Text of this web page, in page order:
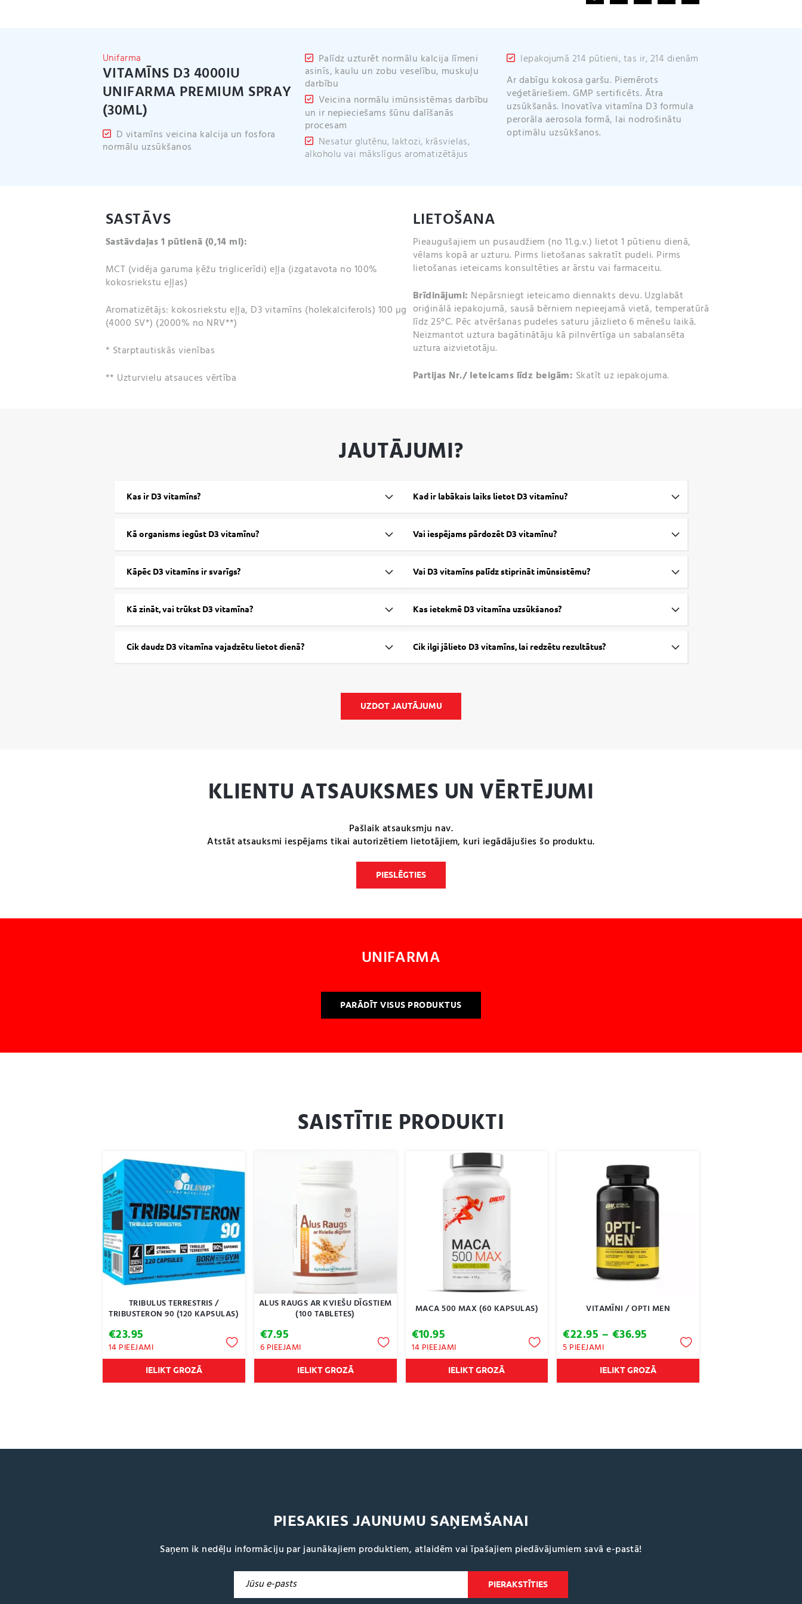
Unifarma
VITAMĪNS D3 4000IU
UNIFARMA PREMIUM SPRAY
(30ML)
D vitamīns veicina kalcija un fosfora
normālu uzsūkšanos
Palīdz uzturēt normālu kalcija līmeni
asinīs, kaulu un zobu veselību, muskuļu
darbību
Veicina normālu imūnsistēmas darbību
un ir nepieciešams šūnu dalīšanās
procesam
Nesatur glutēnu, laktozi, krāsvielas,
alkoholu vai mākslīgus aromatizētājus
Iepakojumā 214 pūtieni, tas ir, 214 dienām
Ar dabīgu kokosa garšu. Piemērots
veģetāriešiem. GMP sertificēts. Ātra
uzsūkšanās. Inovatīva vitamīna D3 formula
perorāla aerosola formā, lai nodrošinātu
optimālu uzsūkšanos.
SASTĀVS
Sastāvdaļas 1 pūtienā (0,14 ml):
MCT (vidēja garuma ķēžu triglicerīdi) eļļa (izgatavota no 100%
kokosriekstu eļļas)
Aromatizētājs: kokosriekstu eļļa, D3 vitamīns (holekalciferols) 100 µg
(4000 SV*) (2000% no NRV**)
* Starptautiskās vienības
** Uzturvielu atsauces vērtība
LIETOŠANA
Pieaugušajiem un pusaudžiem (no 11.g.v.) lietot 1 pūtienu dienā,
vēlams kopā ar uzturu. Pirms lietošanas sakratīt pudeli. Pirms
lietošanas ieteicams konsultēties ar ārstu vai farmaceitu.
Brīdinājumi: Nepārsniegt ieteicamo diennakts devu. Uzglabāt
oriģinālā iepakojumā, sausā bērniem nepieejamā vietā, temperatūrā
līdz 25°C. Pēc atvēršanas pudeles saturu jāizlieto 6 mēnešu laikā.
Neizmantot uztura bagātinātāju kā pilnvērtīga un sabalansēta
uztura aizvietotāju.
Partijas Nr./ Ieteicams līdz beigām: Skatīt uz iepakojuma.
JAUTĀJUMI?
Kas ir D3 vitamīns?
Kā organisms iegūst D3 vitamīnu?
Kāpēc D3 vitamīns ir svarīgs?
Kā zināt, vai trūkst D3 vitamīna?
Cik daudz D3 vitamīna vajadzētu lietot dienā?
Kad ir labākais laiks lietot D3 vitamīnu?
Vai iespējams pārdozēt D3 vitamīnu?
Vai D3 vitamīns palīdz stiprināt imūnsistēmu?
Kas ietekmē D3 vitamīna uzsūkšanos?
Cik ilgi jālieto D3 vitamīns, lai redzētu rezultātus?
UZDOT JAUTĀJUMU
KLIENTU ATSAUKSMES UN VĒRTĒJUMI
Pašlaik atsauksmju nav.
Atstāt atsauksmi iespējams tikai autorizētiem lietotājiem, kuri iegādājušies šo produktu.
PIESLĒGTIES
UNIFARMA
PARĀDĪT VISUS PRODUKTUS
SAISTĪTIE PRODUKTI
TRIBULUS TERRESTRIS /
TRIBUSTERON 90 (120 KAPSULAS)
€23.95
14 PIEEJAMI
IELIKT GROZĀ
ALUS RAUGS AR KVIEŠU DĪGSTIEM
(100 TABLETES)
€7.95
6 PIEEJAMI
IELIKT GROZĀ
MACA 500 MAX (60 KAPSULAS)
€10.95
14 PIEEJAMI
IELIKT GROZĀ
VITAMĪNI / OPTI MEN
€22.95 – €36.95
range:
€22.95
through
€36.95
5 PIEEJAMI
IELIKT GROZĀ
PIESAKIES JAUNUMU SAŅEMŠANAI
Saņem ik nedēļu informāciju par jaunākajiem produktiem, atlaidēm vai īpašajiem piedāvājumiem savā e-pastā!